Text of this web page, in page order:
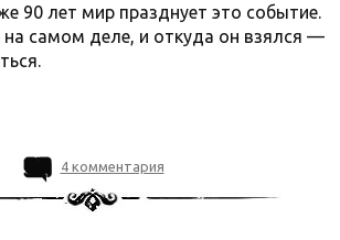
90 лет мир празднует это событие.
самом деле, и откуда он взялся —
4 комментария